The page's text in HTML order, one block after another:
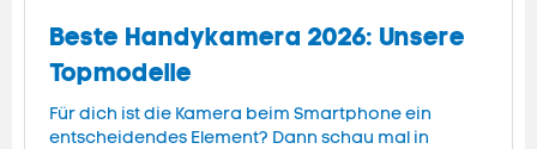
Beste Handykamera 2026: Unsere
Topmodelle
Für dich ist die Kamera beim Smartphone ein
entscheidendes Element? Dann schau mal in